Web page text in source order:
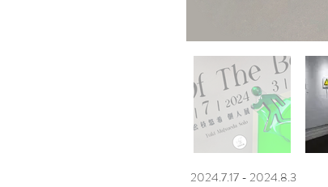
2024.7.17 - 2024.8.3